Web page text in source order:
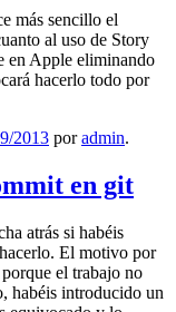
más sencillo el
al uso de Story
en Apple eliminando
hacerlo todo por
2013 poradmin.
en git
atrás si habéis
El motivo por
el trabajo no
habéis introducido un